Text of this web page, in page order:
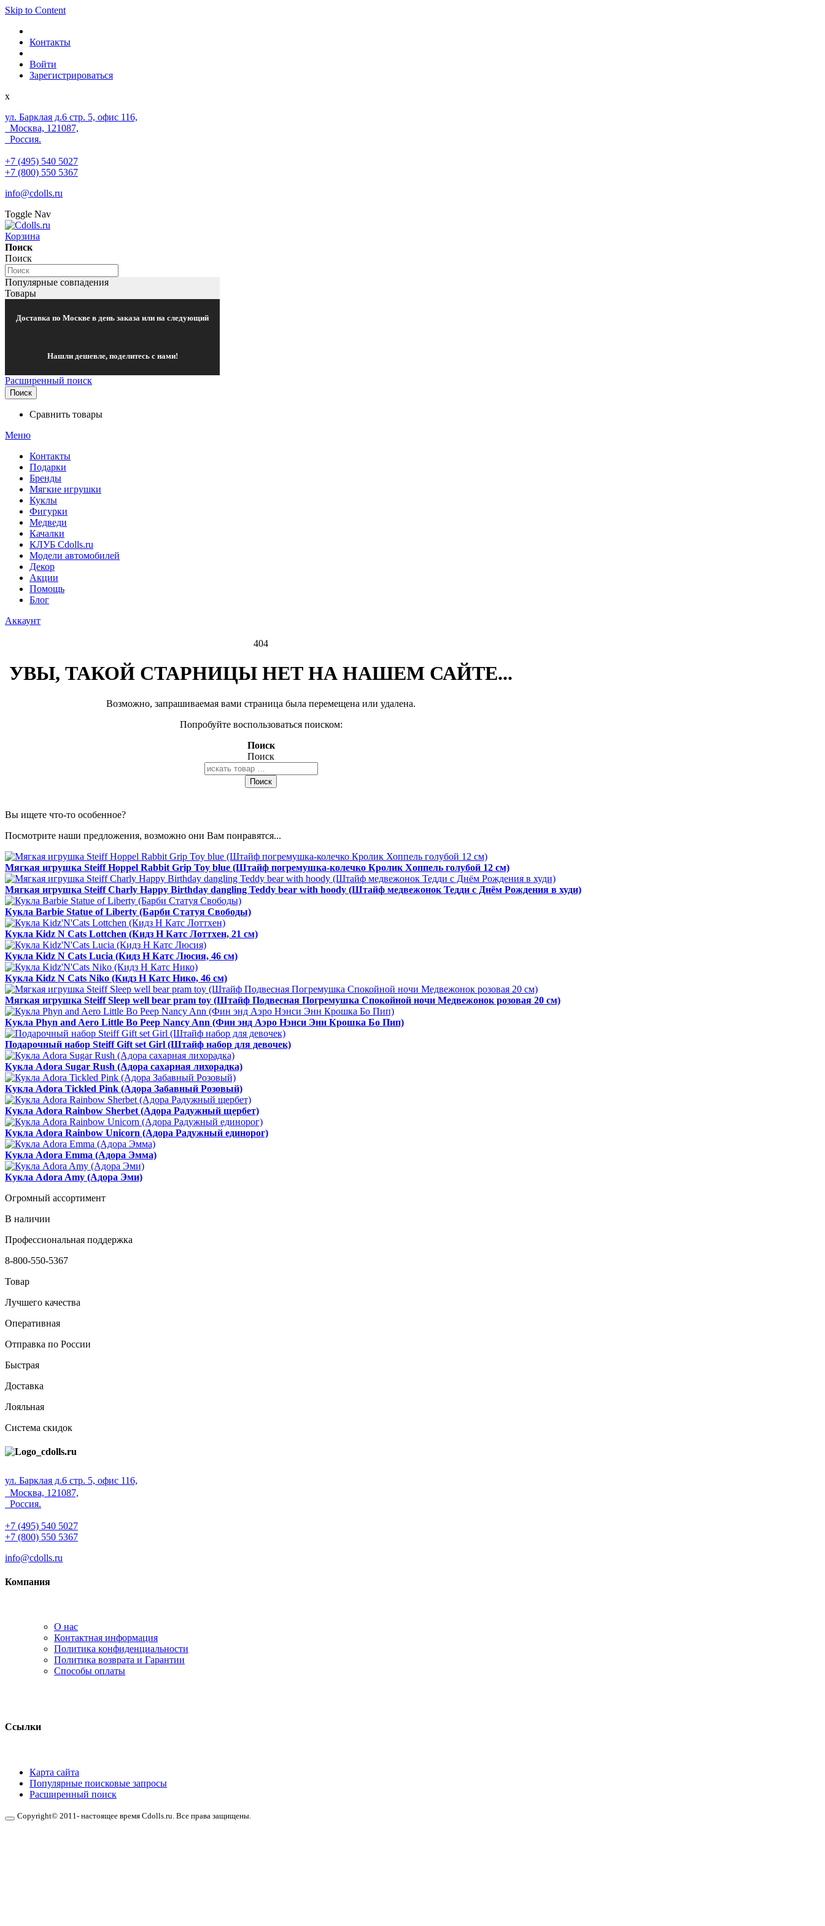
Skip to Content
Контакты
Войти
Зарегистрироваться
x
ул. Барклая д.6 стр. 5, офис 116,
Москва, 121087,
Россия.
+7 (495) 540 5027
+7 (800) 550 5367
info@cdolls.ru
Toggle Nav
Корзина
Поиск
Поиск
Популярные совпадения
Товары
Доставка по Москве в день заказа или на следующий
Нашли дешевле, поделитесь с нами!
Расширенный поиск
Поиск
Сравнить товары
Меню
Контакты
Подарки
Бренды
Мягкие игрушки
Куклы
Фигурки
Медведи
Качалки
КЛУБ Cdolls.ru
Модели автомобилей
Декор
Акции
Помощь
Блог
Аккаунт
404
УВЫ, ТАКОЙ СТАРНИЦЫ НЕТ НА НАШЕМ САЙТЕ...
Возможно, запрашиваемая вами страница была перемещена или удалена.
Попробуйте воспользоваться поиском:
Поиск
Поиск
Поиск
Вы ищете что-то особенное?
Посмотрите наши предложения, возможно они Вам понравятся...
Мягкая игрушка Steiff Hoppel Rabbit Grip Toy blue (Штайф погремушка-колечко Кролик Хоппель голубой 12 см)
Мягкая игрушка Steiff Charly Happy Birthday dangling Teddy bear with hoody (Штайф медвежонок Тедди с Днём Рождения в худи)
Кукла Barbie Statue of Liberty (Барби Статуя Свободы)
Кукла Kidz N Cats Lottchen (Кидз Н Катс Лоттхен, 21 см)
Кукла Kidz N Cats Lucia (Кидз Н Катс Люсия, 46 см)
Кукла Kidz N Cats Niko (Кидз Н Катс Нико, 46 см)
Мягкая игрушка Steiff Sleep well bear pram toy (Штайф Подвесная Погремушка Спокойной ночи Медвежонок розовая 20 см)
Кукла Phyn and Aero Little Bo Peep Nancy Ann (Фин энд Аэро Нэнси Энн Крошка Бо Пип)
Подарочный набор Steiff Gift set Girl (Штайф набор для девочек)
Кукла Adora Sugar Rush (Адора сахарная лихорадка)
Кукла Adora Tickled Pink (Адора Забавный Розовый)
Кукла Adora Rainbow Sherbet (Адора Радужный щербет)
Кукла Adora Rainbow Unicorn (Адора Радужный единорог)
Кукла Adora Emma (Адора Эмма)
Кукла Adora Amy (Адора Эми)
Огромный ассортимент
В наличии
Профессиональная поддержка
8-800-550-5367
Товар
Лучшего качества
Оперативная
Отправка по России
Быстрая
Доставка
Лояльная
Система скидок
ул. Барклая д.6 стр. 5, офис 116,
Москва, 121087,
Россия.
+7 (495) 540 5027
+7 (800) 550 5367
info@cdolls.ru
Компания
О нас
Контактная информация
Политика конфиденциальности
Политика возврата и Гарантии
Способы оплаты
Ссылки
Карта сайта
Популярные поисковые запросы
Расширенный поиск
Copyright© 2011- настоящее время Cdolls.ru. Все права защищены.